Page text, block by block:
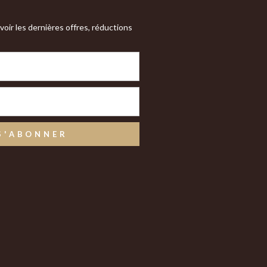
les dernières offres, réductions